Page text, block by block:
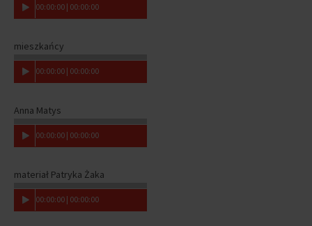
00:00:00 | 00:00:00
mieszkańcy
00:00:00 | 00:00:00
Anna Matys
00:00:00 | 00:00:00
materiał Patryka Żaka
00:00:00 | 00:00:00